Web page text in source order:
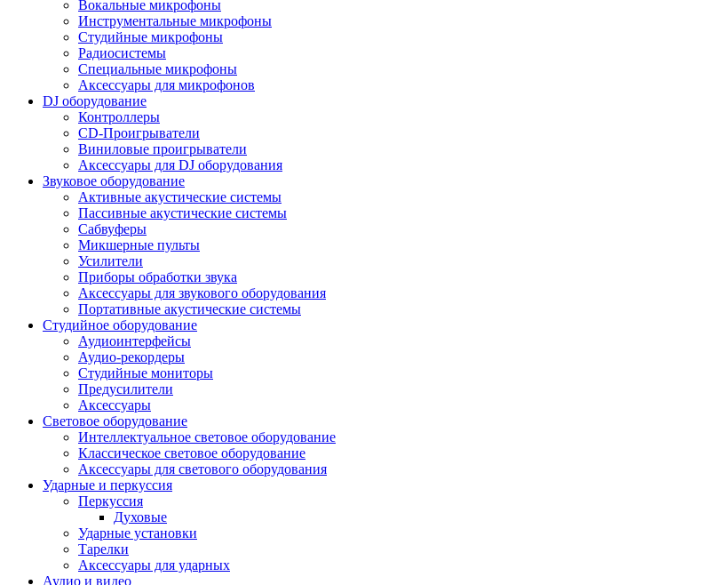
Вокальные микрофоны
Инструментальные микрофоны
Студийные микрофоны
Радиосистемы
Специальные микрофоны
Аксессуары для микрофонов
DJ оборудование
Контроллеры
CD-Проигрыватели
Виниловые проигрыватели
Аксессуары для DJ оборудования
Звуковое оборудование
Активные акустические системы
Пассивные акустические системы
Сабвуферы
Микшерные пульты
Усилители
Приборы обработки звука
Аксессуары для звукового оборудования
Портативные акустические системы
Студийное оборудование
Аудиоинтерфейсы
Аудио-рекордеры
Студийные мониторы
Предусилители
Аксессуары
Световое оборудование
Интеллектуальное световое оборудование
Классическое световое оборудование
Аксессуары для светового оборудования
Ударные и перкуссия
Перкуссия
Духовые
Ударные установки
Тарелки
Аксессуары для ударных
Аудио и видео